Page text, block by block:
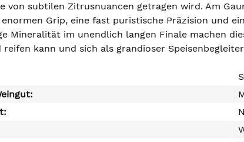
von subtilen Zitrusnuancen getragen wird. Am
Grip, eine fast puristische Präzision und
Mineralität im unendlich langen Finale machen
reifen kann und sich als grandioser